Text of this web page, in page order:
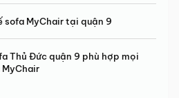
sofa MyChair tại quận 9
Thủ Đức quận 9 phù hợp mọi